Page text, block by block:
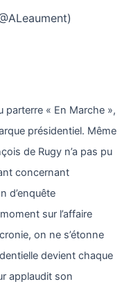
parterre « En Marche »,
présidentiel. Même
de Rugy n’a pas pu
concernant
d’enquête
sur l’affaire
on ne s’étonne
devient chaque
applaudit son